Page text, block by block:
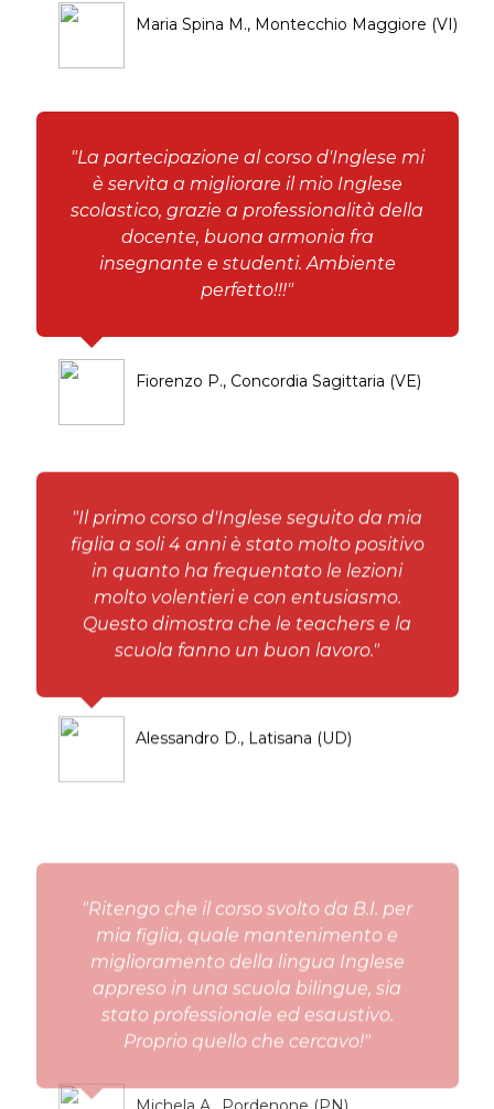
Maria Spina M., Montecchio Maggiore (VI)
"La partecipazione al corso d'Inglese mi
è servita a migliorare il mio Inglese
scolastico, grazie a professionalità della
docente, buona armonia fra
insegnante e studenti. Ambiente
perfetto!!!"
Fiorenzo P., Concordia Sagittaria (VE)
"Il primo corso d'Inglese seguito da mia
figlia a soli 4 anni è stato molto positivo
in quanto ha frequentato le lezioni
molto volentieri e con entusiasmo.
Questo dimostra che le teachers e la
scuola fanno un buon lavoro."
Alessandro D., Latisana (UD)
"Ritengo che il corso svolto da B.I. per
mia figlia, quale mantenimento e
miglioramento della lingua Inglese
appreso in una scuola bilingue, sia
stato professionale ed esaustivo.
Proprio quello che cercavo!"
Michela A., Pordenone (PN)